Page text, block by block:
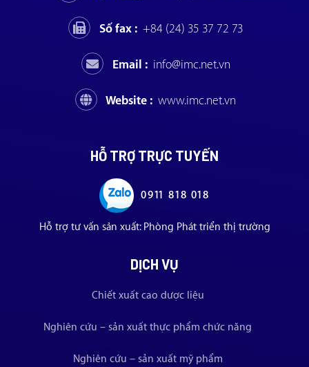
Số fax : +84 (24) 35 37 72 73
Email : info@imc.net.vn
Website : www.imc.net.vn
HỖ TRỢ TRỰC TUYẾN
0911 818 018
Hỗ trợ tư vấn sản xuất: Phòng Phát triển thị trường
DỊCH VỤ
Chiết xuất cao dược liệu
Nghiên cứu – sản xuất thực phẩm chức năng
Nghiên cứu – sản xuất mỹ phẩm